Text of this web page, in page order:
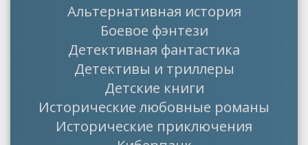
Альтернативная история
Боевое фэнтези
Детективная фантастика
Детективы и триллеры
Детские книги
Исторические любовные романы
Исторические приключения